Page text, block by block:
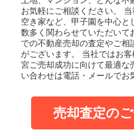
お気軽にご相談ください。
空き家など、甲子園を中心と
数多く関わらせていただいて
での不動産売却の査定やご
がございます。
当社ではお
宮ご売却成功に向けて最適な
い合わせは電話・メールでお
売却査定の